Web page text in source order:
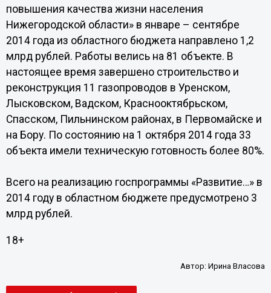
повышения качества жизни населения
Нижегородской области» в январе – сентябре
2014 года из областного бюджета направлено 1,2
млрд рублей. Работы велись на 81 объекте. В
настоящее время завершено строительство и
реконструкция 11 газопроводов в Уренском,
Лысковском, Вадском, Краснооктябрьском,
Спасском, Пильнинском районах, в Первомайске и
на Бору. По состоянию на 1 октября 2014 года 33
объекта имели техническую готовность более 80%.
Всего на реализацию госпрограммы «Развитие…» в
2014 году в областном бюджете предусмотрено 3
млрд рублей.
18+
Автор:Ирина Власова